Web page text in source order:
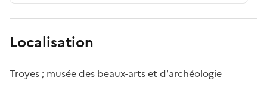
Localisation
Troyes ; musée des beaux-arts et d'archéologie